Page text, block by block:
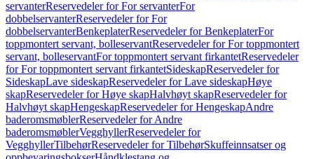
servanterReservedeler for For servanterFor
dobbelservanterReservedeler for For
dobbelservanterBenkeplaterReservedeler for BenkeplaterFor
toppmontert servant, bolleservantReservedeler for For toppmontert
servant, bolleservantFor toppmontert servant firkantetReservedeler
for For toppmontert servant firkantetSideskapReservedeler for
SideskapLave sideskapReservedeler for Lave sideskapHøye
skapReservedeler for Høye skapHalvhøyt skapReservedeler for
Halvhøyt skapHengeskapReservedeler for HengeskapAndre
baderomsmøblerReservedeler for Andre
baderomsmøblerVegghyllerReservedeler for
VegghyllerTilbehørReservedeler for TilbehørSkuffeinnsatser og